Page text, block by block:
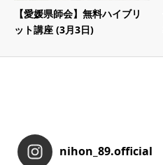
【愛媛県師会】無料ハイブリ
ット講座 (3月3日)
nihon_89.official